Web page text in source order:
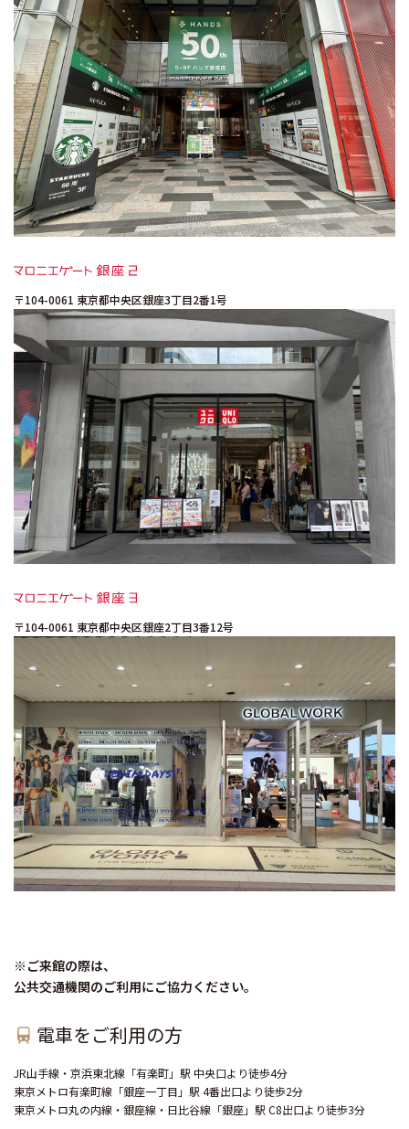
〒104-0061 東京都中央区銀座3丁目2番1号
〒104-0061 東京都中央区銀座2丁目3番12号
※ご来館の際は、
公共交通機関のご利用にご協力ください。
電車をご利用の方
JR山手線・京浜東北線「有楽町」駅 中央口より徒歩4分
東京メトロ有楽町線「銀座一丁目」駅 4番出口より徒歩2分
東京メトロ丸の内線・銀座線・日比谷線「銀座」駅 C8出口より徒歩3分